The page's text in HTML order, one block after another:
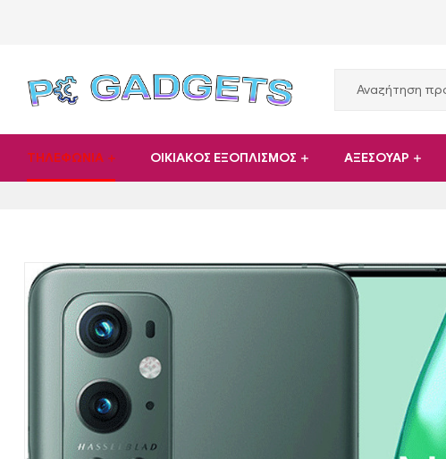
PC
Gadgets
Hardware
Αναλώσιμα
Hardware
ΤΗΛΕΦΩΝΙΑ ΟΙΚΙΑΚΟΣ ΕΞΟΠΛΙΣΜΟΣ ΑΞΕΣΟΥΑΡ